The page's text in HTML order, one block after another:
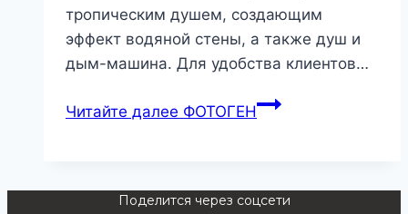
тропическим душем, создающим
эффект водяной стены, а также душ и
дым-машина. Для удобства клиентов…
Читайте далее ФОТОГЕН
Поделится через соцсети